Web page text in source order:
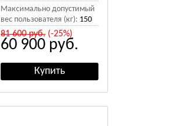
Максимально допустимый
вес пользователя (кг): 150
81 600руб.(-25%)
60 900 руб.